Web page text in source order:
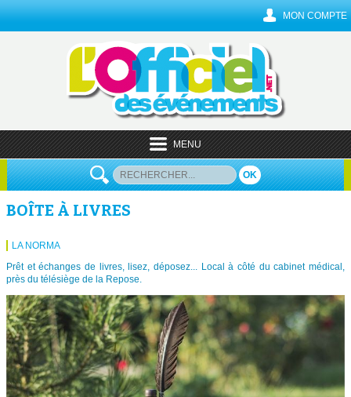
MON COMPTE
MENU
OK
BOÎTE À LIVRES
LA NORMA
Prêt et échanges de livres, lisez, déposez... Local à côté du cabinet médical,
près du télésiège de la Repose.